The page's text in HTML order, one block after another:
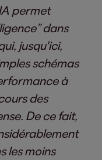
permet
dans
jusqu'ici,
schémas
à
des
De ce fait,
les moins